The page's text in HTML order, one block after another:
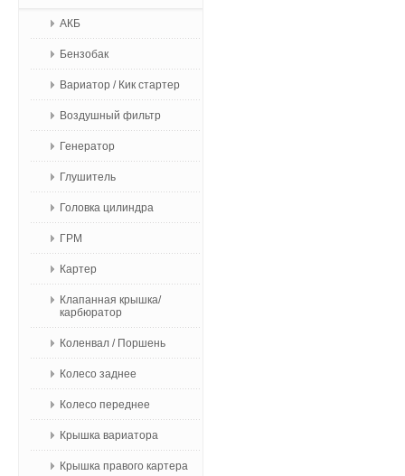
АКБ
Бензобак
Вариатор / Кик стартер
Воздушный фильтр
Генератор
Глушитель
Головка цилиндра
ГРМ
Картер
Клапанная крышка/
карбюратор
Коленвал / Поршень
Колесо заднее
Колесо переднее
Крышка вариатора
Крышка правого картера